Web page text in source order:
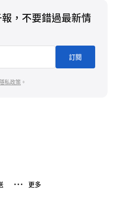
，不要錯過最新情
訂閱
隱私政策 。
更多